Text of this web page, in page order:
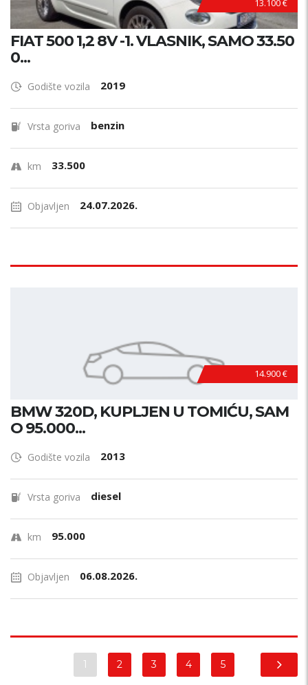
13.100 €
FIAT 500 1,2 8V -1. VLASNIK, SAMO 33.50
0...
Godište vozila 2019
Vrsta goriva benzin
km 33.500
Objavljen 24.07.2026.
14.900 €
BMW 320D, KUPLJEN U TOMIĆU, SAM
O 95.000...
Godište vozila 2013
Vrsta goriva diesel
km 95.000
Objavljen 06.08.2026.
1 2 3 4 5